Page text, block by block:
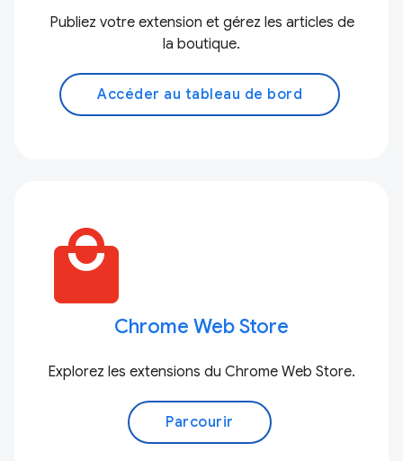
Publiez votre extension et gérez les articles de
la boutique.
Accéder au tableau de bord
local_mall
Chrome Web Store
Explorez les extensions du Chrome Web Store.
Parcourir